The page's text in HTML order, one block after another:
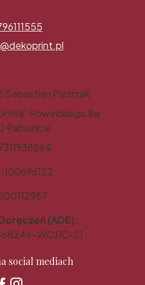
Sebastian Pietrzak
Roweckiego 8a
Pabianice
100696122
(ADE):
WCJJC-21
social mediach